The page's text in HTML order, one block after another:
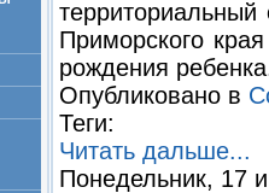
территориальный
Приморского
рождения
Опубликовано в
Теги:
Читать дальше...
Понедельник, 17